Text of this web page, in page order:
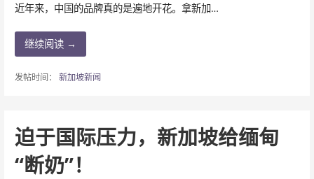
近年来，中国的品牌真的是遍地开花。拿新加…
继续阅读 →
发帖时间： 新加坡新闻
迫于国际压力，新加坡给缅甸
“断奶”！